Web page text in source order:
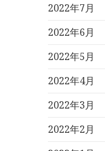
2022年7月
2022年6月
2022年5月
2022年4月
2022年3月
2022年2月